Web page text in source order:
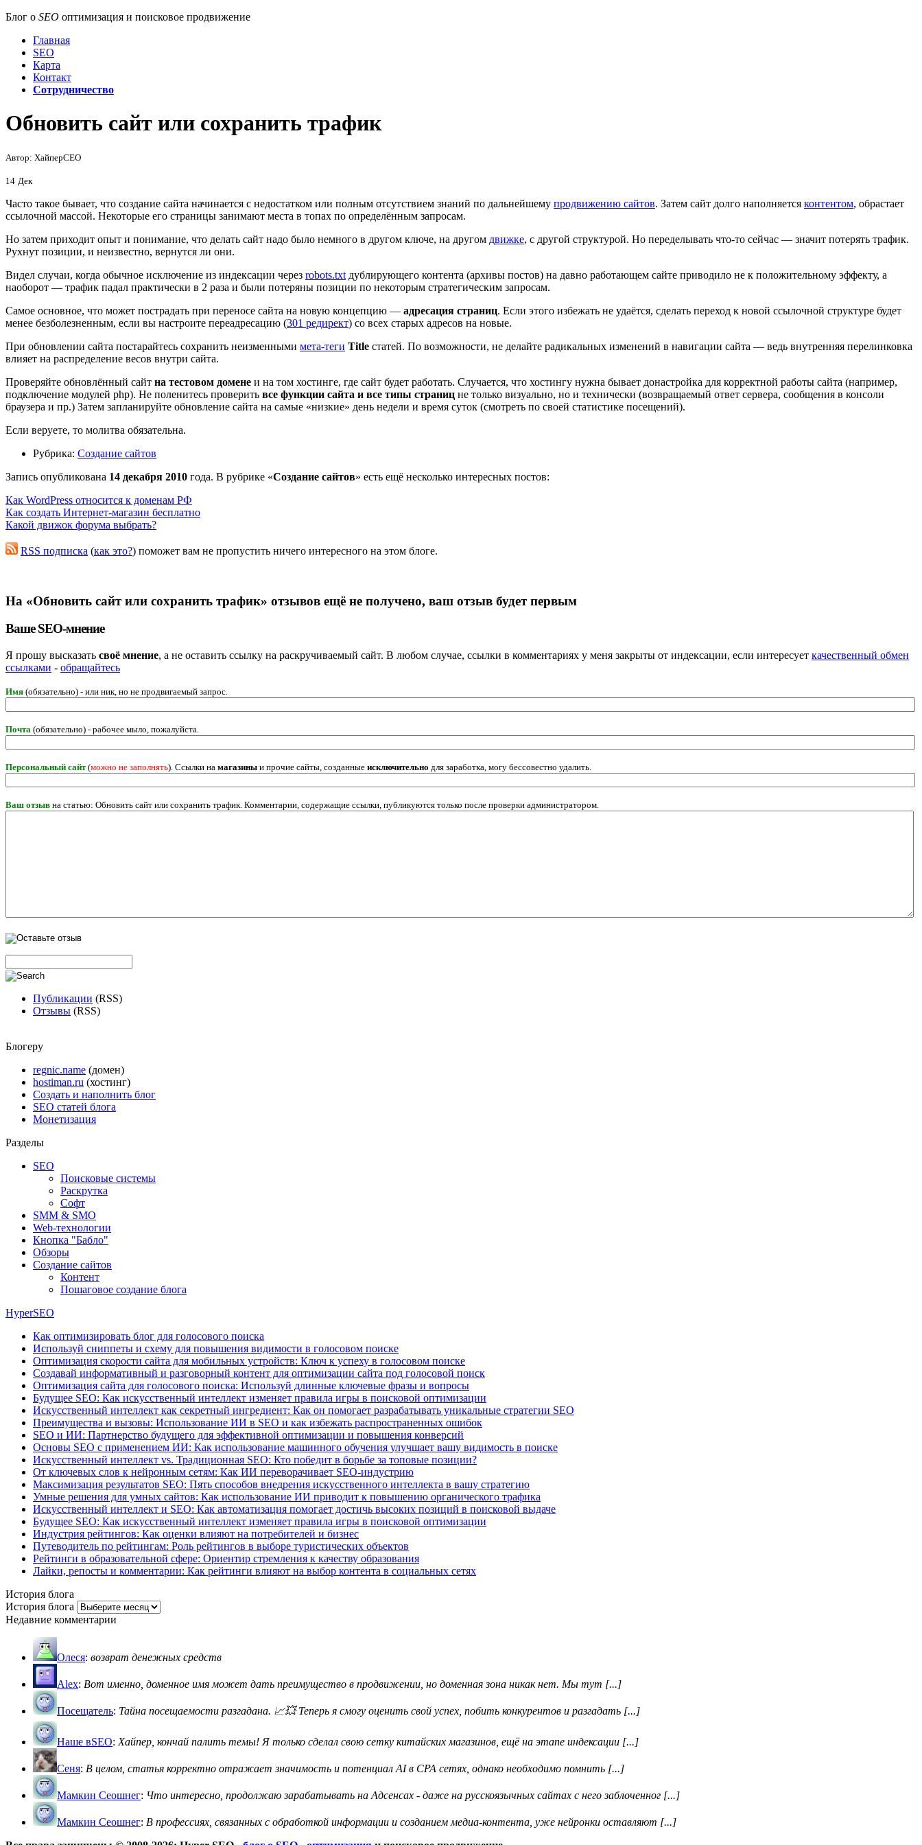
Блог о SEO оптимизация и поисковое продвижение
Главная
SEO
Карта
Контакт
Сотрудничество
Обновить сайт или сохранить трафик
Автор: ХайперСЕО
14 Дек
Часто такое бывает, что создание сайта начинается с недостатком или полным отсутствием знаний по дальнейшему продвижению сайтов. Затем сайт долго наполняется контентом, обрастает
ссылочной массой. Некоторые его страницы занимают места в топах по определённым запросам.
Но затем приходит опыт и понимание, что делать сайт надо было немного в другом ключе, на другом движке, с другой структурой. Но переделывать что-то сейчас — значит потерять трафик.
Рухнут позиции, и неизвестно, вернутся ли они.
Видел случаи, когда обычное исключение из индексации через robots.txt дублирующего контента (архивы постов) на давно работающем сайте приводило не к положительному эффекту, а
наоборот — трафик падал практически в 2 раза и были потеряны позиции по некоторым стратегическим запросам.
Самое основное, что может пострадать при переносе сайта на новую концепцию — адресация страниц. Если этого избежать не удаётся, сделать переход к новой ссылочной структуре будет
менее безболезненным, если вы настроите переадресацию (301 редирект) со всех старых адресов на новые.
При обновлении сайта постарайтесь сохранить неизменными мета-теги Title статей. По возможности, не делайте радикальных изменений в навигации сайта — ведь внутренняя перелинковка
влияет на распределение весов внутри сайта.
Проверяйте обновлённый сайт на тестовом домене и на том хостинге, где сайт будет работать. Случается, что хостингу нужна бывает донастройка для корректной работы сайта (например,
подключение модулей php). Не поленитесь проверить все функции сайта и все типы страниц не только визуально, но и технически (возвращаемый ответ сервера, сообщения в консоли
браузера и пр.) Затем запланируйте обновление сайта на самые «низкие» день недели и время суток (смотреть по своей статистике посещений).
Если веруете, то молитва обязательна.
Рубрика: Создание сайтов
Запись опубликована 14 декабря 2010 года. В рубрике «Создание сайтов» есть ещё несколько интересных постов:
Как WordPress относится к доменам РФ
Как создать Интернет-магазин бесплатно
Какой движок форума выбрать?
RSS подписка (как это?) поможет вам не пропустить ничего интересного на этом блоге.
На «Обновить сайт или сохранить трафик» отзывов ещё не получено, ваш отзыв будет первым
Ваше SEO-мнение
Я прошу высказать своё мнение, а не оставить ссылку на раскручиваемый сайт. В любом случае, ссылки в комментариях у меня закрыты от индексации, если интересует качественный обмен
ссылками - обращайтесь
Имя (обязательно) - или ник, но не продвигаемый запрос.
Почта (обязательно) - рабочее мыло, пожалуйста.
Персональный сайт(можно не заполнять). Ссылки на магазины и прочие сайты, созданные исключительно для заработка, могу бессовестно удалить.
Ваш отзыв на статью: Обновить сайт или сохранить трафик. Комментарии, содержащие ссылки, публикуются только после проверки администратором.
Публикации (RSS)
Отзывы (RSS)
Блогеру
regnic.name (домен)
hostiman.ru (хостинг)
Создать и наполнить блог
SEO статей блога
Монетизация
Разделы
SEO
Поисковые системы
Раскрутка
Софт
SMM & SMO
Web-технологии
Кнопка "Бабло"
Обзоры
Создание сайтов
Контент
Пошаговое создание блога
HyperSEO
Как оптимизировать блог для голосового поиска
Используй сниппеты и схему для повышения видимости в голосовом поиске
Оптимизация скорости сайта для мобильных устройств: Ключ к успеху в голосовом поиске
Создавай информативный и разговорный контент для оптимизации сайта под голосовой поиск
Оптимизация сайта для голосового поиска: Используй длинные ключевые фразы и вопросы
Будущее SEO: Как искусственный интеллект изменяет правила игры в поисковой оптимизации
Искусственный интеллект как секретный ингредиент: Как он помогает разрабатывать уникальные стратегии SEO
Преимущества и вызовы: Использование ИИ в SEO и как избежать распространенных ошибок
SEO и ИИ: Партнерство будущего для эффективной оптимизации и повышения конверсий
Основы SEO с применением ИИ: Как использование машинного обучения улучшает вашу видимость в поиске
Искусственный интеллект vs. Традиционная SEO: Кто победит в борьбе за топовые позиции?
От ключевых слов к нейронным сетям: Как ИИ переворачивает SEO-индустрию
Максимизация результатов SEO: Пять способов внедрения искусственного интеллекта в вашу стратегию
Умные решения для умных сайтов: Как использование ИИ приводит к повышению органического трафика
Искусственный интеллект и SEO: Как автоматизация помогает достичь высоких позиций в поисковой выдаче
Будущее SEO: Как искусственный интеллект изменяет правила игры в поисковой оптимизации
Индустрия рейтингов: Как оценки влияют на потребителей и бизнес
Путеводитель по рейтингам: Роль рейтингов в выборе туристических объектов
Рейтинги в образовательной сфере: Ориентир стремления к качеству образования
Лайки, репосты и комментарии: Как рейтинги влияют на выбор контента в социальных сетях
История блога
История блога
Недавние комментарии
Олеся: возврат денежных средств
Alex: Вот именно, доменное имя может дать преимущество в продвижении, но доменная зона никак нет. Мы тут [...]
Посещатель: Тайна посещаемости разгадана. 📈💥 Теперь я смогу оценить свой успех, побить конкурентов и разгадать [...]
Наше вSEO: Хайпер, кончай палить темы! Я только сделал свою сетку китайских магазинов, ещё на этапе индексации [...]
Сеня: В целом, статья корректно отражает значимость и потенциал AI в CPA сетях, однако необходимо помнить [...]
Мамкин Сеошнег: Что интересно, продолжаю зарабатывать на Адсенсах - даже на русскоязычных сайтах с него заблоченног [...]
Мамкин Сеошнег: В профессиях, связанных с обработкой информации и созданием медиа-контента, уже нейронки оставляют [...]